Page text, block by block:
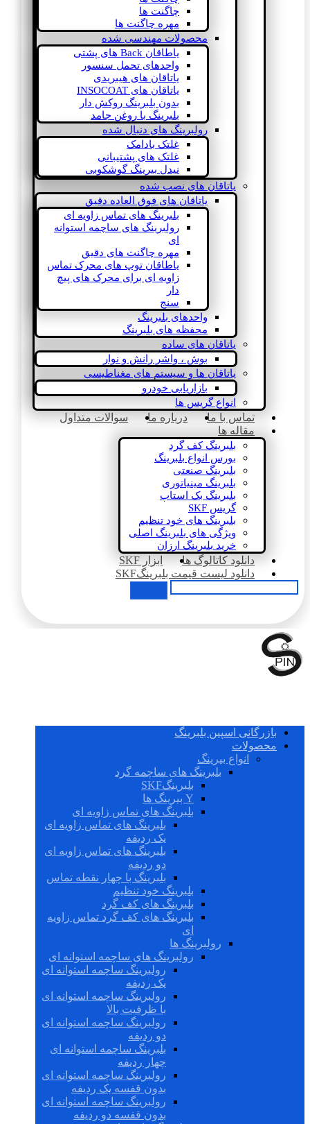
چاگنت ها
مهره چاگنت ها
محصولات مهندسی شده
یاطاقان Back های پشتی
واحدهای تحمل سنسور
یاتاقان های هیبریدی
یاتاقان های INSOCOAT
بدون بلبرینگ روکش دار
بلبرینگ با روغن جامد
رولبرینگ های دنبال شده
غلتک بادامک
غلتک های پشتیبانی
نیدل بیرینگ گوشکوبی
یاتاقان های نصب شده
یاتاقان های فوق العاده دقیق
بلبرینگ های تماس زاویه ای
رولبرینگ های ساچمه استوانه
ای
مهره چاگنت های دقیق
یاطاقان توپ های محرک تماس
زاویه ای برای محرک های پیچ
دار
سنج
واحدهای بلبرینگ
محفظه های بلبرینگ
یاتاقان های ساده
بوش ، واشر رانش و نوار
یاتاقان ها و سیستم های مغناطیسی
بازاریابی خودرو
انواع گریس ها
تماس با ما درباره ما
سوالات متداول
مقاله ها
بلبرینگ کف گرد
بورس انواع بلبرینگ
بلبرینگ صنعتی
بلبرینگ مینیاتوری
بلبرینگ بک استاپ
گریس SKF
بلبرینگ های خود تنظیم
ویژگی های بلبرینگ اصلی
خرید بلبرینگ ارزان
دانلود کاتالوگ ها
ابزار SKF
دانلود لیست قیمت بلبرینگSKF
بازرگانی اسپین بلبرینگ
محصولات
انواع بیرینگ
بلبرینگ های ساچمه گرد
بلبرینگSKF
Y بیرینگ ها
بلبرینگ های تماس زاویه ای
بلبرینگ های تماس زاویه ای
یک ردیفه
بلبرینگ های تماس زاویه ای
دو ردیفه
بلبرینگ با چهار نقطه تماس
بلبرینگ خود تنظیم
بلبرینگ های کف گرد
بلبرینگ های کف گرد تماس زاویه
ای
رولبرینگ ها
رولبرینگ های ساچمه استوانه ای
رولبرینگ ساچمه استوانه ای
یک ردیفه
رولبرینگ ساچمه استوانه ای
با ظرفیت بالا
رولبرینگ ساچمه استوانه ای
دو ردیفه
بلبرینگ ساچمه استوانه ای
چهار ردیفه
رولبرینگ ساچمه استوانه ای
بدون قفسه یک ردیفه
رولبرینگ ساچمه استوانه ای
بدون قفسه دو ردیفه